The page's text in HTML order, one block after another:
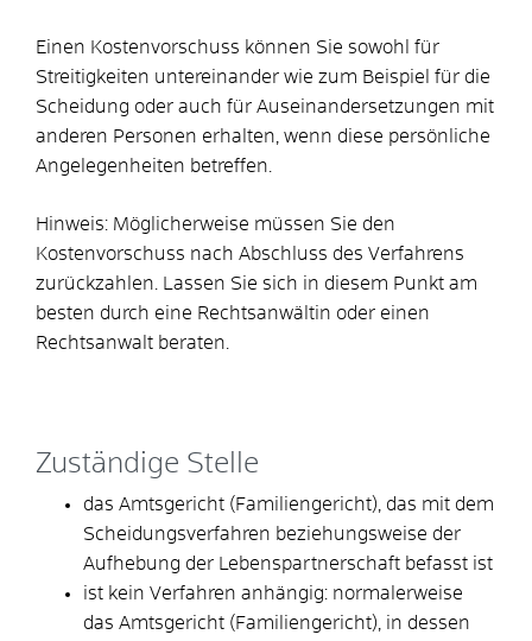
Einen Kostenvorschuss können Sie sowohl für
Streitigkeiten untereinander wie zum Beispiel für die
Scheidung oder auch für Auseinandersetzungen mit
anderen Personen erhalten, wenn diese persönliche
Angelegenheiten betreffen.
Hinweis: Möglicherweise müssen Sie den
Kostenvorschuss nach Abschluss des Verfahrens
zurückzahlen. Lassen Sie sich in diesem Punkt am
besten durch eine Rechtsanwältin oder einen
Rechtsanwalt beraten.
Zuständige Stelle
das Amtsgericht (Familiengericht), das mit dem
Scheidungsverfahren beziehungsweise der
Aufhebung der Lebenspartnerschaft befasst ist
ist kein Verfahren anhängig: normalerweise
das Amtsgericht (Familiengericht), in dessen